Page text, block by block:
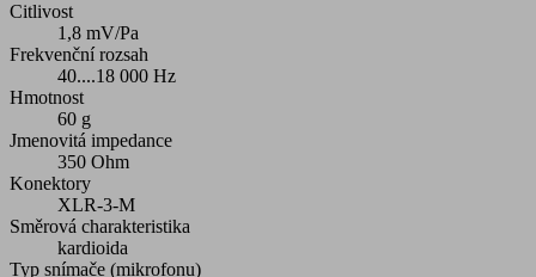
Citlivost
1,8 mV/Pa
Frekvenční rozsah
40....18 000 Hz
Hmotnost
60 g
Jmenovitá impedance
350 Ohm
Konektory
XLR-3-M
Směrová charakteristika
kardioida
Typ snímače (mikrofonu)